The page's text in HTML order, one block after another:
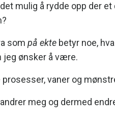
mulig å rydde opp der
som på ekte betyr noe,
jeg ønsker å være.
vaner og
meg og dermed